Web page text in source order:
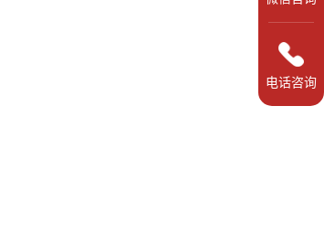
电话咨询